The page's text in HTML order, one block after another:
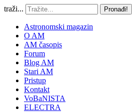
traži... Pronađi!
Astronomski magazin
O AM
AM časopis
Forum
Blog AM
Stari AM
Pristup
Kontakt
VoBaNISTA
ELECTRA